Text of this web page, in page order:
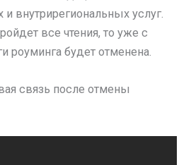
внутрирегиональных услуг.
все чтения, то уже с
роуминга будет отменена.
связь после отмены